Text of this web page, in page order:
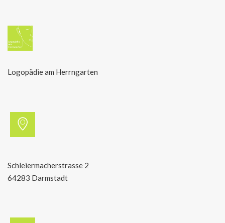
Logopädie am Herrngarten
Schleiermacherstrasse 2
64283 Darmstadt